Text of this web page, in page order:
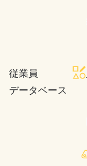
従業員
データベース